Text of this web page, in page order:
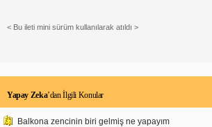
< Bu ileti mini sürüm kullanılarak atıldı >
Yapay Zeka’dan İlgili Konular
Balkona zencinin biri gelmiş ne yapayım